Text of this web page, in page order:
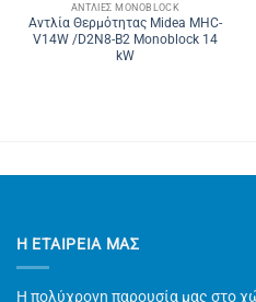
ΑΝΤΛΊΕΣ MONOBLOCK
Αντλία Θερμότητας Midea MHC-
V14W /D2N8-B2 Monoblock 14
kW
Η ΕΤΑΙΡΕΊΑ ΜΑΣ
Η πολύχρονη παρουσία μας στο